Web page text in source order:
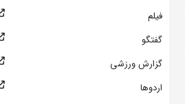
فیلم
گفتگو
گزارش ورزشی
اردوها